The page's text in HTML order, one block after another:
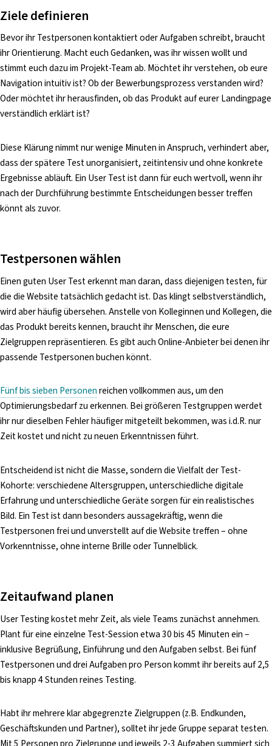
Ziele definieren
Bevor ihr Testpersonen kontaktiert oder Aufgaben schreibt, braucht
ihr Orientierung. Macht euch Gedanken, was ihr wissen wollt und
stimmt euch dazu im Projekt-Team ab. Möchtet ihr verstehen, ob eure
Navigation intuitiv ist? Ob der Bewerbungsprozess verstanden wird?
Oder möchtet ihr herausfinden, ob das Produkt auf eurer Landingpage
verständlich erklärt ist?
Diese Klärung nimmt nur wenige Minuten in Anspruch, verhindert aber,
dass der spätere Test unorganisiert, zeitintensiv und ohne konkrete
Ergebnisse abläuft. Ein User Test ist dann für euch wertvoll, wenn ihr
nach der Durchführung bestimmte Entscheidungen besser treffen
könnt als zuvor.
Testpersonen wählen
Einen guten User Test erkennt man daran, dass diejenigen testen, für
die die Website tatsächlich gedacht ist. Das klingt selbstverständlich,
wird aber häufig übersehen. Anstelle von Kolleginnen und Kollegen, die
das Produkt bereits kennen, braucht ihr Menschen, die eure
Zielgruppen repräsentieren. Es gibt auch Online-Anbieter bei denen ihr
passende Testpersonen buchen könnt.
Fünf bis sieben Personenreichen vollkommen aus, um den
Optimierungsbedarf zu erkennen. Bei größeren Testgruppen werdet
ihr nur dieselben Fehler häufiger mitgeteilt bekommen, was i.d.R. nur
Zeit kostet und nicht zu neuen Erkenntnissen führt.
Entscheidend ist nicht die Masse, sondern die Vielfalt der Test-
Kohorte: verschiedene Altersgruppen, unterschiedliche digitale
Erfahrung und unterschiedliche Geräte sorgen für ein realistisches
Bild. Ein Test ist dann besonders aussagekräftig, wenn die
Testpersonen frei und unverstellt auf die Website treffen – ohne
Vorkenntnisse, ohne interne Brille oder Tunnelblick.
Zeitaufwand planen
User Testing kostet mehr Zeit, als viele Teams zunächst annehmen.
Plant für eine einzelne Test-Session etwa 30 bis 45 Minuten ein –
inklusive Begrüßung, Einführung und den Aufgaben selbst. Bei fünf
Testpersonen und drei Aufgaben pro Person kommt ihr bereits auf 2,5
bis knapp 4 Stunden reines Testing.
Habt ihr mehrere klar abgegrenzte Zielgruppen (z.B. Endkunden,
Geschäftskunden und Partner), solltet ihr jede Gruppe separat testen.